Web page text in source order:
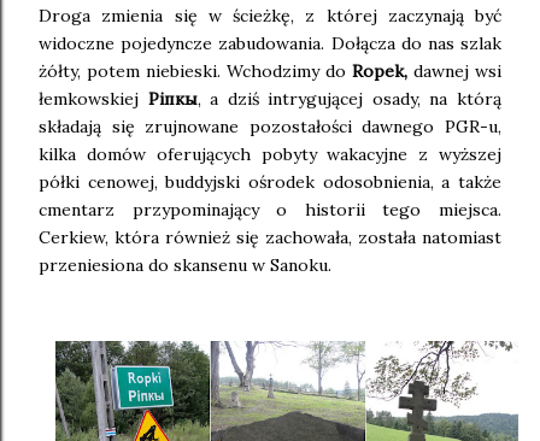
Droga zmienia się w ścieżkę, z której zaczynają być
widoczne pojedyncze zabudowania. Dołącza do nas szlak
żółty, potem niebieski. Wchodzimy do Ropek, dawnej wsi
łemkowskiej Рiпкы, a dziś intrygującej osady, na którą
składają się zrujnowane pozostałości dawnego PGR-u,
kilka domów oferujących pobyty wakacyjne z wyższej
półki cenowej, buddyjski ośrodek odosobnienia, a także
cmentarz przypominający o historii tego miejsca.
Cerkiew, która również się zachowała, została natomiast
przeniesiona do skansenu w Sanoku.